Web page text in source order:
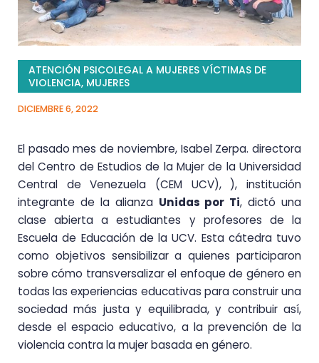
ATENCIÓN PSICOLEGAL A MUJERES VÍCTIMAS DE
VIOLENCIA, MUJERES
DICIEMBRE 6, 2022
El pasado mes de noviembre, Isabel Zerpa. directora
del Centro de Estudios de la Mujer de la Universidad
Central de Venezuela (CEM UCV), ), institución
integrante de la alianza Unidas por Ti, dictó una
clase abierta a estudiantes y profesores de la
Escuela de Educación de la UCV. Esta cátedra tuvo
como objetivos sensibilizar a quienes participaron
sobre cómo transversalizar el enfoque de género en
todas las experiencias educativas para construir una
sociedad más justa y equilibrada, y contribuir así,
desde el espacio educativo, a la prevención de la
violencia contra la mujer basada en género.